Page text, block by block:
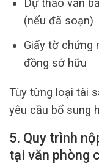
Dự thảo văn
(nếu đã soạn)
Giấy tờ chứng
đồng sở hữu
Tùy từng loại tài
yêu cầu bổ sung
5. Quy trình
tại văn phòng